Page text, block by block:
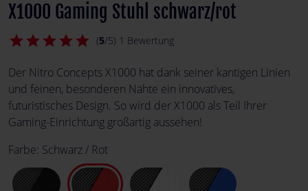
X1000 Gaming Stuhl schwarz/rot
star
star
star
star
star (5/5) 1 Bewertung
Der Nitro Concepts X1000 hat dank seiner kantigen Linien
und feinen, besonderen Nähte ein innovatives,
futuristisches Design. So wird der X1000 als Teil Ihrer
Gaming-Einrichtung großartig aussehen!
Farbe: Schwarz / Rot